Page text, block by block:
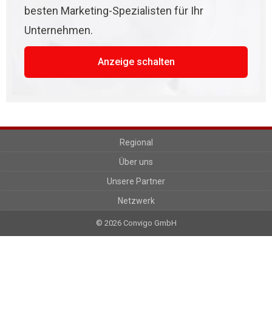
besten Marketing-Spezialisten für Ihr
Unternehmen.
Anzeige schalten
Regional
Über uns
Unsere Partner
Netzwerk
© 2026 Convigo GmbH